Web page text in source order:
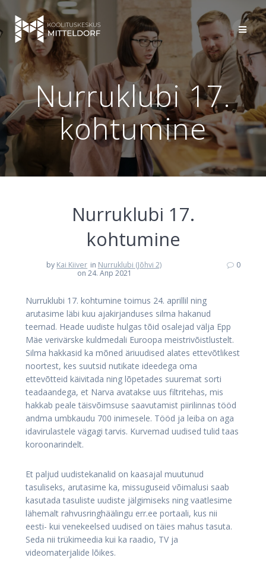
Skip
to
content
Nurruklubi 17.
kohtumine
Nurruklubi 17.
kohtumine
by Kai Kiiver in Nurruklubi (Jõhvi 2)
on 24. Апр 2021
0
Nurruklubi 17. kohtumine toimus 24. aprillil ning
arutasime läbi kuu ajakirjanduses silma hakanud
teemad. Heade uudiste hulgas tõid osalejad välja Epp
Mäe verivärske kuldmedali Euroopa meistrivõistlustelt.
Silma hakkasid ka mõned äriuudised alates ettevõtlikest
noortest, kes suutsid nutikate ideedega oma
ettevõtteid käivitada ning lõpetades suuremat sorti
teadaandega, et Narva avatakse uus filtritehas, mis
hakkab peale täisvõimsuse saavutamist piirilinnas tööd
andma umbkaudu 700 inimesele. Tööd ja leiba on aga
idavirulastele vägagi tarvis. Kurvemad uudised tulid taas
koroonarindelt.
Et paljud uudistekanalid on kaasajal muutunud
tasuliseks, arutasime ka, missuguseid võimalusi saab
kasutada tasuliste uudiste jälgimiseks ning vaatlesime
lähemalt rahvusringhäälingu err.ee portaali, kus nii
eesti- kui venekeelsed uudised on täies mahus tasuta.
Seda nii trükimeedia kui ka raadio, TV ja
videomaterjalide lõikes.